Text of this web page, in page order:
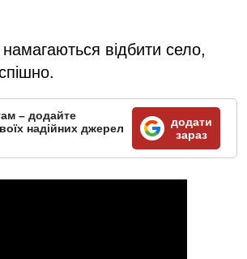
відбити село,
– додайте
надійних джерел
додати
зараз